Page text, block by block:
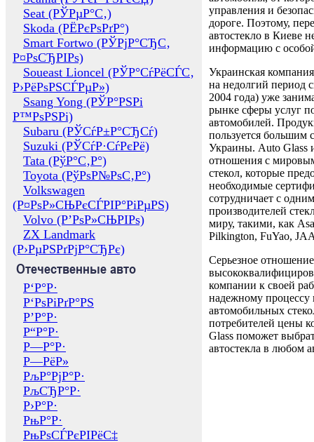
Seat (РЎРµР°С‚)
Skoda (РЁРєРѕРґР°)
Smart Fortwo (РЎРјР°СЂС‚
Р¤РѕСЂРІРѕ)
Soueast Lioncel (РЎР°СѓРёСЃС‚
Р›РёРѕРЅСЃРµР»)
Ssang Yong (РЎР°РЅРі
Р™РѕРЅРі)
Subaru (РЎСѓР±Р°СЂСѓ)
Suzuki (РЎСѓР·СѓРєРё)
Tata (РўР°С‚Р°)
Toyota (РўРѕР№РѕС‚Р°)
Volkswagen
(Р¤РѕР»СЊРєСЃРІР°РіРµРЅ)
Volvo (Р’РѕР»СЊРІРѕ)
ZX Landmark
(Р›РµРЅРґРјР°СЂРє)
Отечественные авто
Р‘Р°Р·
Р‘РѕРіРґР°РЅ
Р’Р°Р·
Р“Р°Р·
Р—Р°Р·
Р—РёР»
РљР°РјР°Р·
РљСЂР°Р·
Р›Р°Р·
РњР°Р·
РњРѕСЃРєРІРёС‡
управления и
дороге. Поэтому,
автостекло в Киеве
информацию с
Украинская
на недолгий период
2004 года) уже
рынке сферы услуг
автомобилей.
пользуется большим
Украины. Auto Glass
отношения с
стекол, которые
необходимые
сотрудничает с
производителей
миру, такими, как
Pilkington, FuYao,
Серьезное отношение
компании к своей
надежному процессу
автомобильных
потребителей цены
Glass поможет
автостекла в любом